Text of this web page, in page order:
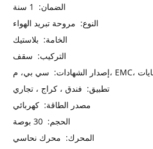
الضمان:
النوع: مروحة تبريد الهواء
الخامة: بلاستيك
التركيب: سقف
إصدار الشهادات:
تطبيق: فندق ، كراج ، تجاري
مصدر الطاقة: كهربائي
الحجم:
المحرك: محرك نحاسي